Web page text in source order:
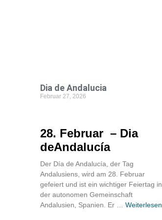
Dia de Andalucia
Februar 27, 2026
28. Februar – Dia
deAndalucía
Der Día de Andalucía, der Tag
Andalusiens, wird am 28. Februar
gefeiert und ist ein wichtiger Feiertag in
der autonomen Gemeinschaft
Andalusien, Spanien. Er … Weiterlesen